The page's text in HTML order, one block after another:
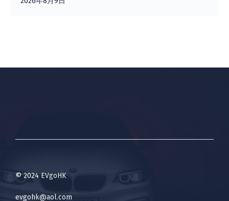
© 2024 EVgoHK
evgohk@aol.com